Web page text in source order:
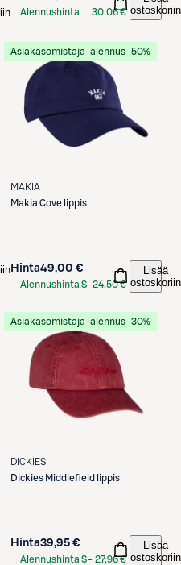
Alennushinta
30,06 € ostoskoriin
Asiakasomistaja-alennus−50%
MAKIA
Makia Cove lippis
Hinta49,00 €
Alennushinta S-24,50 €
Lisää
ostoskoriin
Asiakasomistaja-alennus−30%
DICKIES
Dickies Middlefield lippis
Hinta39,95 €
Alennushinta S- 27,96 €
Lisää
ostoskoriin